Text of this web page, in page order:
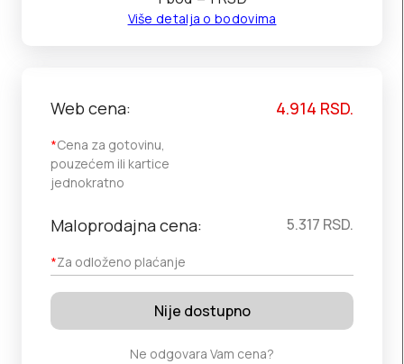
Više detalja o bodovima
Web cena:
*Cena za gotovinu,
pouzećem ili kartice
jednokratno
4.914 RSD.
Maloprodajna cena:
*Za odloženo plaćanje
5.317 RSD.
Nije dostupno
Ne odgovara Vam cena?